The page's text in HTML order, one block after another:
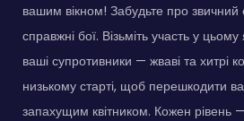
вашим вікном! Забудьте про звичний
справжні бої. Візьміть участь у
ваші супротивники — жваві та хитрі
низькому старті, щоб перешкодити
запахущим квітником. Кожен рівень